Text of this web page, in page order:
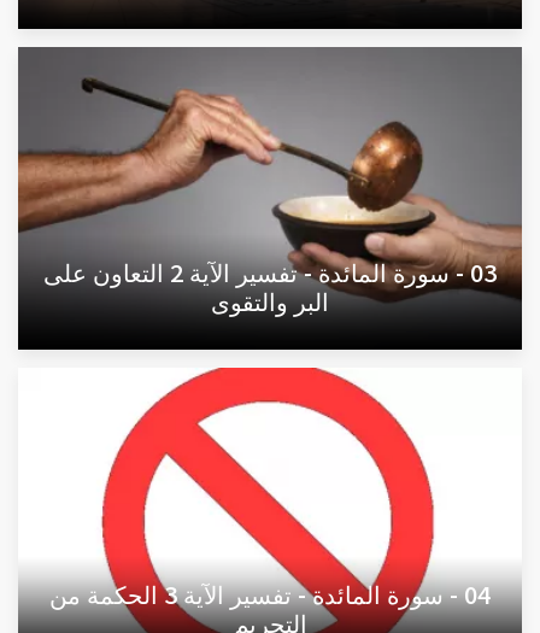
03 - سورة المائدة - تفسير الآية 2 التعاون على
البر والتقوى
04 - سورة المائدة - تفسير الآية 3 الحكمة من
التحريم